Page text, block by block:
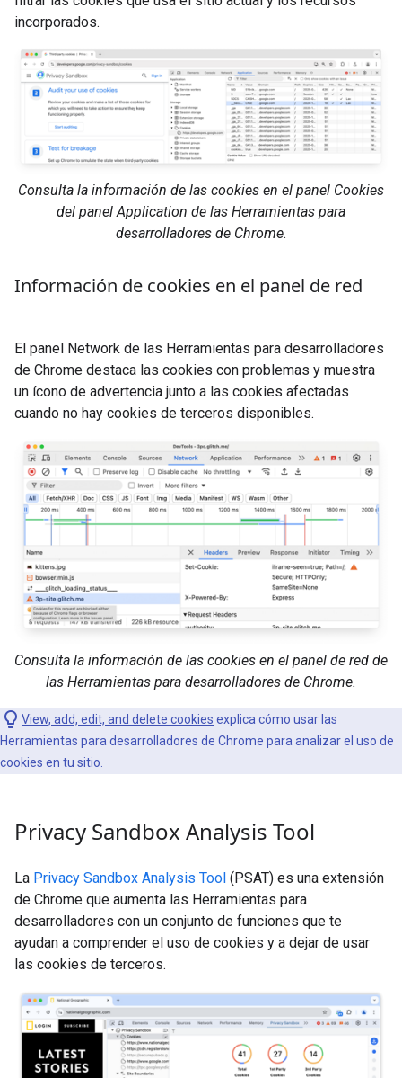
incorporados.
Consulta la información de las cookies en el panel Cookies
del panel Application de las Herramientas para
desarrolladores de Chrome.
Información de cookies en el panel de red
El panel Network de las Herramientas para desarrolladores
de Chrome destaca las cookies con problemas y muestra
un ícono de advertencia junto a las cookies afectadas
cuando no hay cookies de terceros disponibles.
Consulta la información de las cookies en el panel de red de
las Herramientas para desarrolladores de Chrome.
View, add, edit, and delete cookies explica cómo usar las
Herramientas para desarrolladores de Chrome para analizar el uso de
cookies en tu sitio.
Privacy Sandbox Analysis Tool
La Privacy Sandbox Analysis Tool (PSAT) es una extensión
de Chrome que aumenta las Herramientas para
desarrolladores con un conjunto de funciones que te
ayudan a comprender el uso de cookies y a dejar de usar
las cookies de terceros.